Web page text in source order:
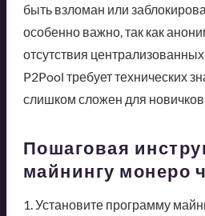
быть взломан или
особенно важно, так как
отсутствия
P2Pool требует технических
слишком сложен для
Пошаговая
майнингу монеро
1. Установите программу